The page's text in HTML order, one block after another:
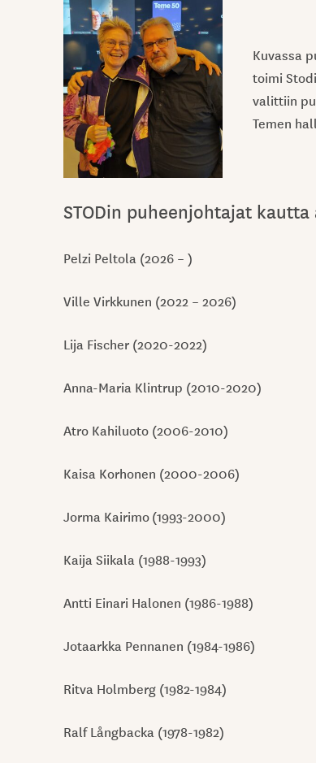
Kuvassa
toimi
valittiin
Temen
STODin puheenjohtajat kautta
Pelzi Peltola (2026 – )
Ville Virkkunen (2022 – 2026)
Lija Fischer (2020-2022)
Anna-Maria Klintrup (2010-2020)
Atro Kahiluoto (2006-2010)
Kaisa Korhonen (2000-2006)
Jorma Kairimo (1993-2000)
Kaija Siikala (1988-1993)
Antti Einari Halonen (1986-1988)
Jotaarkka Pennanen (1984-1986)
Ritva Holmberg (1982-1984)
Ralf Långbacka (1978-1982)